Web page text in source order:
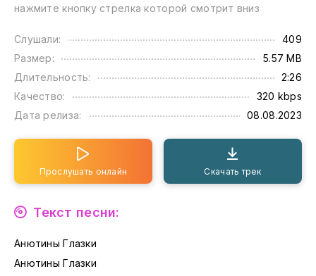
нажмите кнопку стрелка которой смотрит вниз
Слушали:
409
Размер:
5.57 MB
Длительность:
2:26
Качество:
320 kbps
Дата релиза:
08.08.2023
Прослушать онлайн Скачать трек
Текст песни:
Анютины Глазки
Анютины Глазки